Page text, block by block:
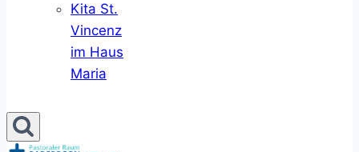
Kita St.
Vincenz
im Haus
Maria